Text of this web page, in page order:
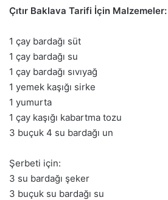
Çıtır Baklava Tarifi İçin Malzemeler:
1 çay bardağı süt
1 çay bardağı su
1 çay bardağı sıvıyağ
1 yemek kaşığı sirke
1 yumurta
1 çay kaşığı kabartma tozu
3 buçuk 4 su bardağı un
Şerbeti için:
3 su bardağı şeker
3 buçuk su bardağı su